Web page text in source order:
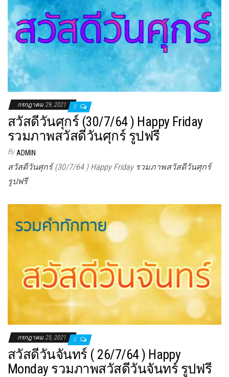
กรกฎาคม 29, 2021 0
สวัสดีวันศุกร์ (30/7/64 ) Happy Friday
รวมภาพสวัสดีวันศุกร์ รูปฟรี
By ADMIN
สวัสดีวันศุกร์ (30/7/64 ) Happy Friday รวมภาพสวัสดีวันศุกร์
รูปฟรี
กรกฎาคม 25, 2021 0
สวัสดีวันจันทร์ ( 26/7/64 ) Happy
Monday รวมภาพสวัสดีวันจันทร์ รูปฟรี